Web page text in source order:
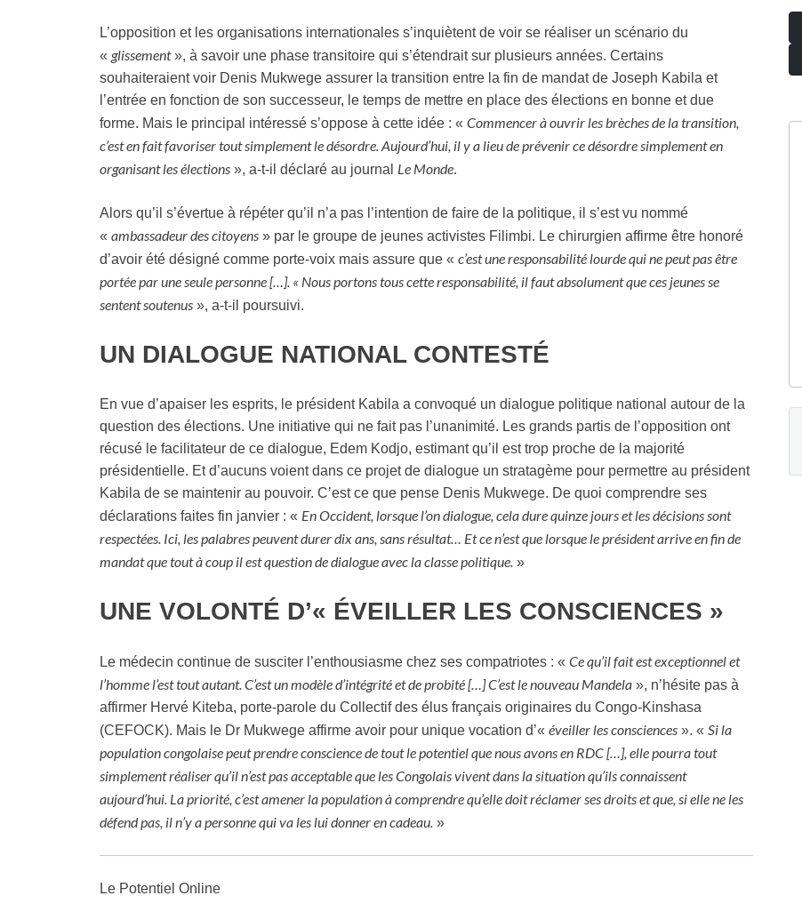
L’opposition et les organisations internationales s’inquiètent de voir se réaliser un scénario du
« glissement», à savoir une phase transitoire qui s’étendrait sur plusieurs années. Certains
souhaiteraient voir Denis Mukwege assurer la transition entre la fin de mandat de Joseph Kabila et
l’entrée en fonction de son successeur, le temps de mettre en place des élections en bonne et due
forme. Mais le principal intéressé s’oppose à cette idée : « Commencer à ouvrir les brèches de la transition,
c’est en fait favoriser tout simplement le désordre. Aujourd’hui, il y a lieu de prévenir ce désordre simplement en
organisant les élections », a-t-il déclaré au journal Le Monde.
Alors qu’il s’évertue à répéter qu’il n’a pas l’intention de faire de la politique, il s’est vu nommé
« ambassadeur des citoyens » par le groupe de jeunes activistes Filimbi. Le chirurgien affirme être honoré
d’avoir été désigné comme porte-voix mais assure que « c’est une responsabilité lourde qui ne peut pas être
portée par une seule personne […]. « Nous portons tous cette responsabilité, il faut absolument que ces jeunes se
sentent soutenus », a-t-il poursuivi.
UN DIALOGUE NATIONAL CONTESTÉ
En vue d’apaiser les esprits, le président Kabila a convoqué un dialogue politique national autour de la
question des élections. Une initiative qui ne fait pas l’unanimité. Les grands partis de l’opposition ont
récusé le facilitateur de ce dialogue, Edem Kodjo, estimant qu’il est trop proche de la majorité
présidentielle. Et d’aucuns voient dans ce projet de dialogue un stratagème pour permettre au président
Kabila de se maintenir au pouvoir. C’est ce que pense Denis Mukwege. De quoi comprendre ses
déclarations faites fin janvier : « En Occident, lorsque l’on dialogue, cela dure quinze jours et les décisions sont
respectées. Ici, les palabres peuvent durer dix ans, sans résultat… Et ce n’est que lorsque le président arrive en fin de
mandat que tout à coup il est question de dialogue avec la classe politique. »
UNE VOLONTÉ D’« ÉVEILLER LES CONSCIENCES »
Le médecin continue de susciter l’enthousiasme chez ses compatriotes : « Ce qu’il fait est exceptionnel et
l’homme l’est tout autant. C’est un modèle d’intégrité et de probité […] C’est le nouveau Mandela », n’hésite pas à
affirmer Hervé Kiteba, porte-parole du Collectif des élus français originaires du Congo-Kinshasa
(CEFOCK). Mais le Dr Mukwege affirme avoir pour unique vocation d’« éveiller les consciences ». « Si la
population congolaise peut prendre conscience de tout le potentiel que nous avons en RDC […], elle pourra tout
simplement réaliser qu’il n’est pas acceptable que les Congolais vivent dans la situation qu’ils connaissent
aujourd’hui. La priorité, c’est amener la population à comprendre qu’elle doit réclamer ses droits et que, si elle ne les
défend pas, il n’y a personne qui va les lui donner en cadeau. »
Le Potentiel Online